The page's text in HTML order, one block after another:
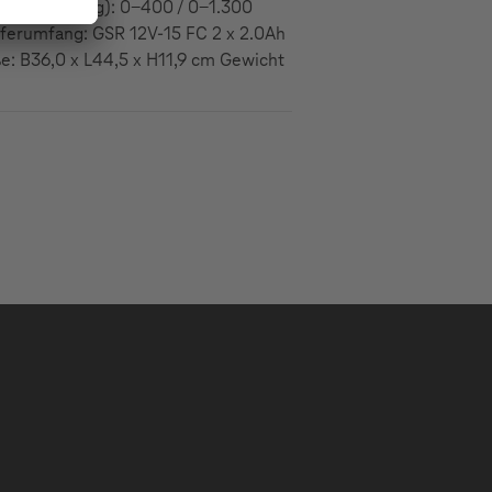
/ 2. Gang): 0-400 / 0-1.300
GSR 12V-15 FC 2 x 2.0Ah
B36,0 x L44,5 x H11,9 cm Gewicht